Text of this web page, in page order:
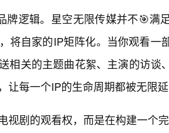
牌逻辑。星空无限传媒并不🎯满
将自家的IP矩阵化。当你观看一
相关的主题曲花絮、主演的访谈
每一个IP的生命周期都被无限延
视剧的观看权，而是在构建一个完